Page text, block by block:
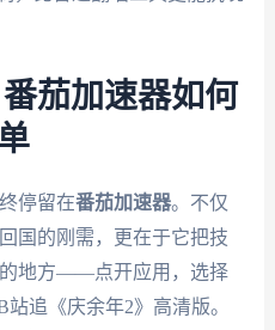
茄加速器如何
停留在番茄加速器。不仅
国的刚需，更在于它把技
地方——点开应用，选择
追《庆余年2》高清版。